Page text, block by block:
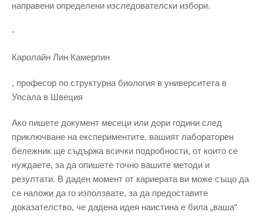
направени определени изследователски избори.
-
Каролайн Лин Камерлин
, професор по структурна биология в университета в
Упсала в Швеция
Ако пишете документ месеци или дори години след
приключване на експериментите, вашият лабораторен
бележник ще съдържа всички подробности, от които се
нуждаете, за да опишете точно вашите методи и
резултати. В даден момент от кариерата ви може също да
се наложи да го използвате, за да предоставите
доказателство, че дадена идея наистина е била „ваша“